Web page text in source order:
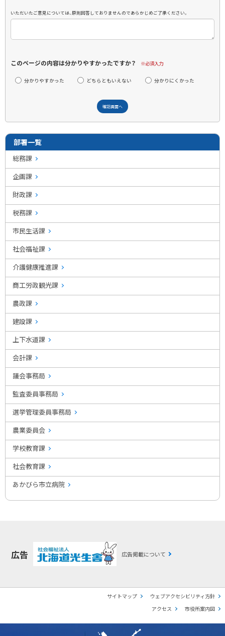
いただいたご意見については、原則回答しておりませんのであらかじめご了承ください。
このページの内容は分かりやすかったですか？ ※必須入力
分かりやすかった どちらともいえない 分かりにくかった
部署一覧
総務課
企画課
財政課
税務課
市民生活課
社会福祉課
介護健康推進課
商工労政観光課
農政課
建設課
上下水道課
会計課
議会事務局
監査委員事務局
選挙管理委員事務局
農業委員会
学校教育課
社会教育課
あかびら市立病院
広告 広告掲載について
サイトマップ
ウェブアクセシビリティ方針
アクセス
市役所案内図